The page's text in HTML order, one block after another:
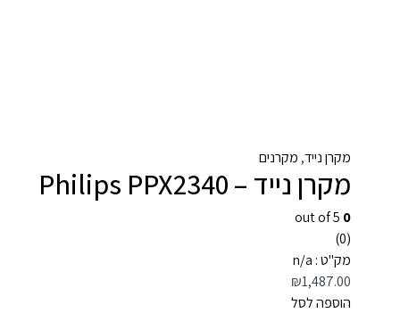
מקרן נייד, מקרנים
מקרן נייד – Philips PPX2340
0
(0)
מק"ט : n/a
₪1,487.00
הוספה לסל